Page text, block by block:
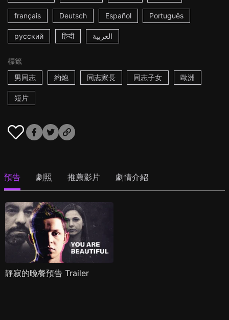
français Deutsch Español Português
русский हिन्दी العربية
標籤
男同志
約炮 同志家長 同志子女 歐洲
短片
預告 劇照 推薦影片 劇情介紹
靜寂的晚餐預告 Trailer